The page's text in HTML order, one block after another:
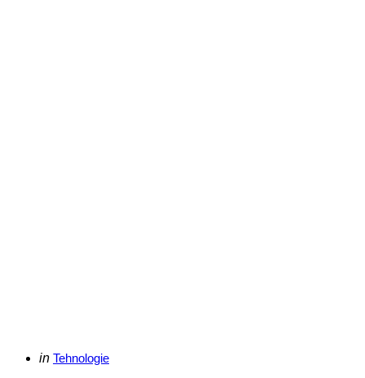
Categories
Posted
in Tehnologie